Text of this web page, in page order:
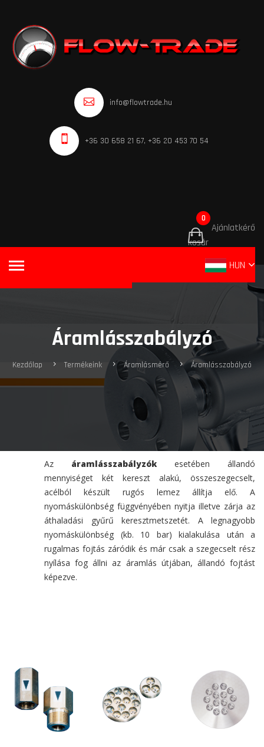
info@flowtrade.hu
+36 30 658 21 67, +36 20 453 70 54
Ajánlatkérő
kosár
0
HUN
Áramlásszabályzó
Kezdőlap Termékeink Áramlásmérő Áramlásszabályzó
Az áramlásszabályzók esetében állandó
mennyiséget két kereszt alakú, összeszegecselt,
acélból készült rugós lemez állítja elő. A
nyomáskülönbség függvényében nyitja illetve zárja az
áthaladási gyűrű keresztmetszetét. A legnagyobb
nyomáskülönbség (kb. 10 bar) kialakulása után a
rugalmas fojtás záródik és már csak a szegecselt rész
nyílása fog állni az áramlás útjában, állandó fojtást
képezve.